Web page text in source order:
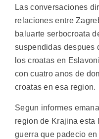
Las conversaciones
relaciones entre
baluarte serbocroata
suspendidas despues
los croatas en
con cuatro anos de
croatas en esa region.
Segun informes
region de Krajina esta
guerra que padecio